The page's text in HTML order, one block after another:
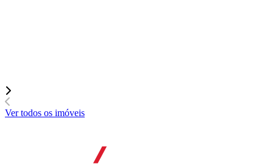
Ver todos os imóveis